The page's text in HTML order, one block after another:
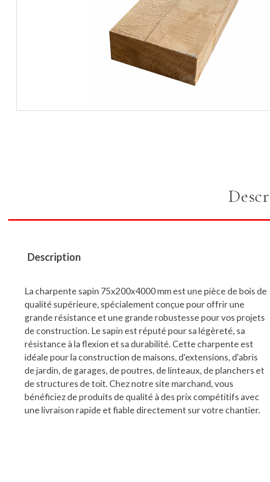
Description
La charpente sapin 75x200x4000 mm est une pièce de bois de
qualité supérieure, spécialement conçue pour offrir une
grande résistance et une grande robustesse pour vos projets
de construction. Le sapin est réputé pour sa légèreté, sa
résistance à la flexion et sa durabilité. Cette charpente est
idéale pour la construction de maisons, d'extensions, d'abris
de jardin, de garages, de poutres, de linteaux, de planchers et
de structures de toit. Chez notre site marchand, vous
bénéficiez de produits de qualité à des prix compétitifs avec
une livraison rapide et fiable directement sur votre chantier.